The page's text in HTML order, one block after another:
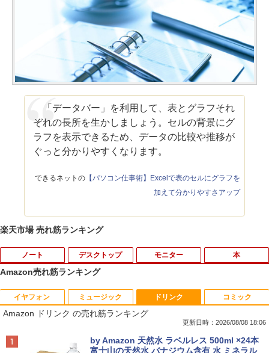
「データバー」を利用して、表とグラフそれ
ぞれの長所を生かしましょう。セルの背景にグ
ラフを表示できるため、データの比較や推移が
ぐっと分かりやすくなります。
できるネットの【パソコン仕事術】Excelで表のセルにグラフを
加えて分かりやすさアップ
楽天市場 売れ筋ランキング
ノート
1
【★最大100%ポイント】【新生活応援・
2026】【Office 2019 H&B】富士通 MU
937/Celeron 3865U/メモリ:4GB/8GB/S
SD:128GB/256GB/512GB/1TB/13.3型/
フルHD/wifi/HDMI/USB3.0/中古 ノート
デスクトップ
1
中古パソコン | Dell | OptiPlex 3070 SFF
| Windows11 | デスクトップ | 一年保証 |
第9世代 | Core i5 9500 3.0(〜最大4.4)G
Hz | MEM:8GB | SSD:512GB(新品) | DV
Dマルチ | 無線LAN:なし | Win11Pro64Bi
モニター
1
引き出し付きモニター台(NM01 ミドルブ
ラウン) 【玄関先迄納品】 ニトリ
￥2,990
本
1
MAZZEL 1st photobook with ZEAL [
MAZZEL ]
￥4,950
Amazon売れ筋ランキング
イヤフォン
Anker Soundcore P40i オフホワイト
ミュージック
BRUCE WAYNE feat. Flo Milli, ATL Jacob
[Explicit]
ドリンク
Amazon ドリンク の売れ筋ランキング
更新日時：2026/08/08 18:06
by Amazon 天然水 ラベルレス 500ml ×24本
富士山の天然水 バナジウム含有 水 ミネラル
コミック